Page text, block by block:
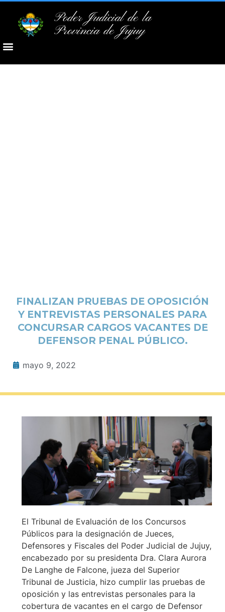
Poder Judicial de la
Provincia de Jujuy
FINALIZAN PRUEBAS DE OPOSICIÓN
Y ENTREVISTAS PERSONALES PARA
CONCURSAR CARGOS VACANTES DE
DEFENSOR PENAL PÚBLICO.
mayo 9, 2022
El Tribunal de Evaluación de los Concursos
Públicos para la designación de Jueces,
Defensores y Fiscales del Poder Judicial de Jujuy,
encabezado por su presidenta Dra. Clara Aurora
De Langhe de Falcone, jueza del Superior
Tribunal de Justicia, hizo cumplir las pruebas de
oposición y las entrevistas personales para la
cobertura de vacantes en el cargo de Defensor